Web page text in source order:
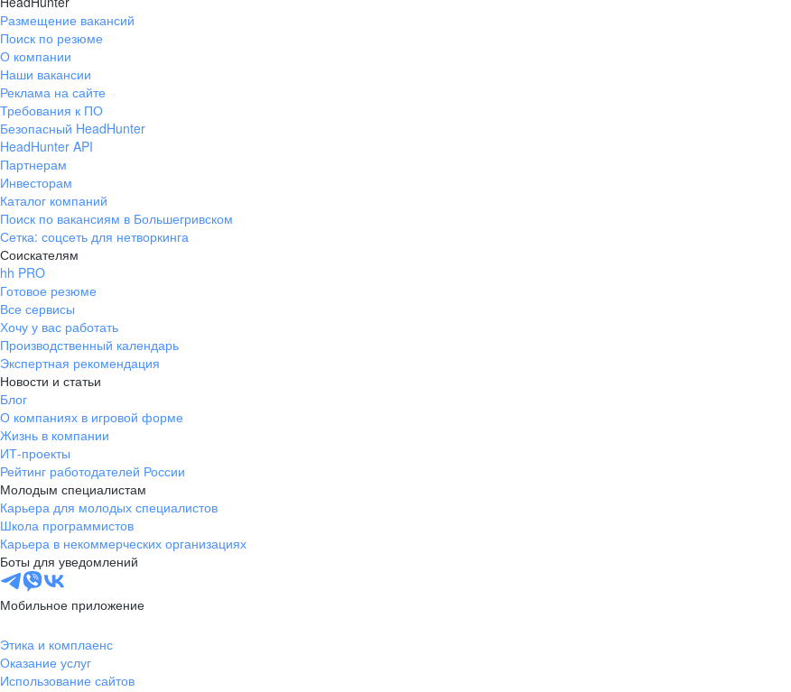
Размещение вакансий
Поиск по резюме
О компании
Наши вакансии
Реклама на сайте
Требования к ПО
Безопасный HeadHunter
HeadHunter API
Партнерам
Инвесторам
Каталог компаний
Поиск по вакансиям в Большегривском
Сетка: соцсеть для нетворкинга
Соискателям
hh PRO
Готовое резюме
Все сервисы
Хочу у вас работать
Производственный календарь
Экспертная рекомендация
Новости и статьи
Блог
О компаниях в игровой форме
Жизнь в компании
ИТ-проекты
Рейтинг работодателей России
Молодым специалистам
Карьера для молодых специалистов
Школа программистов
Карьера в некоммерческих организациях
Боты для уведомлений
Мобильное приложение
Этика и комплаенс
Оказание услуг
Использование сайтов